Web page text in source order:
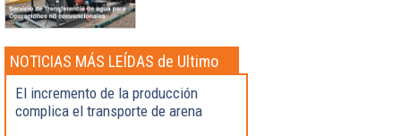
NOTICIAS MÁS LEÍDAS de Ultimo
momento
El incremento de la producción
complica el transporte de arena